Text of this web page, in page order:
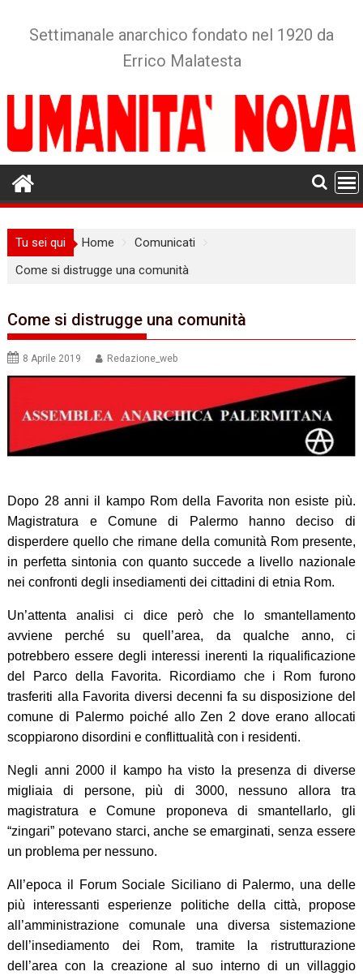
Settimanale anarchico fondato nel 1920 da
Errico Malatesta
Tu sei qui Home
Comunicati
Come si distrugge una comunità
Come si distrugge una comunità
8 Aprile 2019 Redazione_web
Dopo 28 anni il kampo Rom della Favorita non esiste più.
Magistratura e Comune di Palermo hanno deciso di
disperdere quello che rimane della comunità Rom presente,
in perfetta sintonia con quanto succede a livello nazionale
nei confronti degli insediamenti dei cittadini di etnia Rom.
Un’attenta analisi ci dice però che lo smantellamento
avviene perché su quell’area, da qualche anno, ci
potrebbero essere degli interessi inerenti la riqualificazione
del Parco della Favorita. Ricordiamo che i Rom furono
trasferiti alla Favorita diversi decenni fa su disposizione del
comune di Palermo poiché allo Zen 2 dove erano allocati
scoppiarono disordini e conflittualità con i residenti.
Negli anni 2000 il kampo ha visto la presenza di diverse
migliaia di persone, più di 3000, nessuno allora tra
magistratura e Comune proponeva di smantellarlo, gli
“zingari” potevano starci, anche se emarginati, senza essere
un problema per nessuno.
All’epoca il Forum Sociale Siciliano di Palermo, una delle
più interessanti esperienze politiche della città, propose
all’amministrazione comunale una diversa sistemazione
dell’insediamento dei Rom, tramite la ristrutturazione
dell’area con la creazione al suo interno di un villaggio